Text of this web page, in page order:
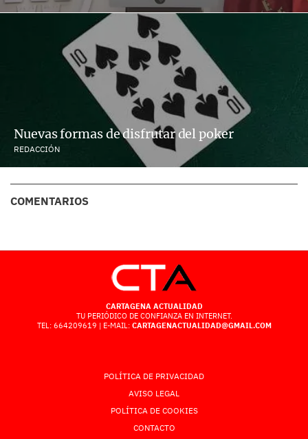
Nuevas formas de disfrutar del poker
REDACCIÓN
COMENTARIOS
CARTAGENA ACTUALIDAD
TU PERIÓDICO DE CONFIANZA EN INTERNET.
TEL: 664209619 | E-MAIL: CARTAGENACTUALIDAD@GMAIL.COM
POLÍTICA DE PRIVACIDAD
AVISO LEGAL
POLÍTICA DE COOKIES
CONTACTO